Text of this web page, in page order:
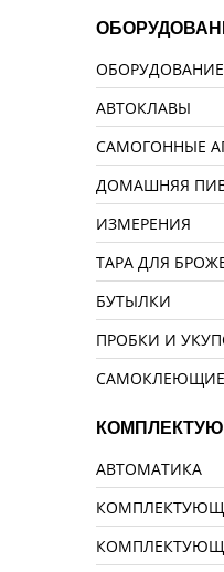
ОБОРУДОВАНИЕ
АВТОКЛАВЫ
САМОГОННЫЕ
ДОМАШНЯЯ
ИЗМЕРЕНИЯ
ТАРА ДЛЯ
БУТЫЛКИ
ПРОБКИ И
САМОКЛЕЮЩИЕ
АВТОМАТИКА